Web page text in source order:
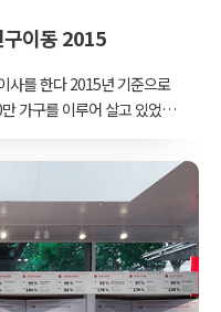
이동 2015
사를 한다 2015년 기준으로
가구를 이루어 살고 있었
한 사람만 이사를 가기도
는 건수는 2015년 한 해 동
두 사람이 결혼을 하여
이사로 간주된다) 이사 후
이 자료들은 다시 디지털화
전국의 모든 전입신고 데